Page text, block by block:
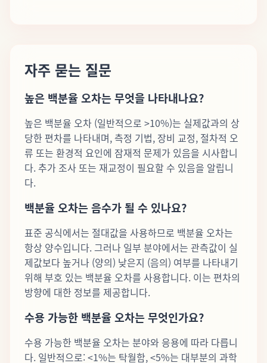
자주 묻는 질문
높은 백분율 오차는 무엇을 나타내나요?
높은 백분율 오차 (일반적으로 >10%)는 실제값과의 상
당한 편차를 나타내며, 측정 기법, 장비 교정, 절차적 오
류 또는 환경적 요인에 잠재적 문제가 있음을 시사합니
다. 추가 조사 또는 재교정이 필요할 수 있음을 알립니
다.
백분율 오차는 음수가 될 수 있나요?
표준 공식에서는 절대값을 사용하므로 백분율 오차는
항상 양수입니다. 그러나 일부 분야에서는 관측값이 실
제값보다 높거나 (양의) 낮은지 (음의) 여부를 나타내기
위해 부호 있는 백분율 오차를 사용합니다. 이는 편차의
방향에 대한 정보를 제공합니다.
수용 가능한 백분율 오차는 무엇인가요?
수용 가능한 백분율 오차는 분야와 응용에 따라 다릅니
다. 일반적으로: <1%는 탁월함, <5%는 대부분의 과학